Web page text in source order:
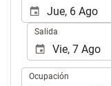
Salida
Ocupación
Ocupación